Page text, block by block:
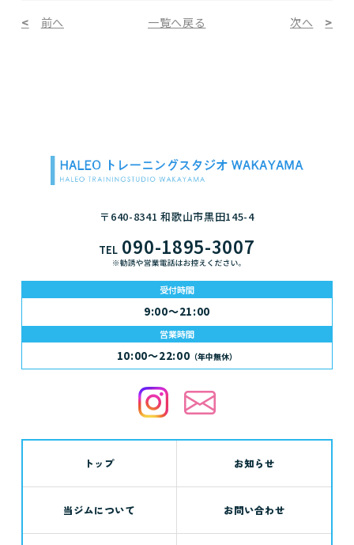
前へ 一覧へ戻る 次へ
〒640-8341 和歌山市黒田145-4
TEL 090-1895-3007
受付時間
9:00～21:00
営業時間
10:00～22:00 （年中無休）
トップ お知らせ
当ジムについて お問い合わせ